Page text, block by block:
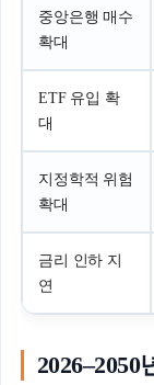
중앙은행 매수
확대
ETF 유입 확
대
지정학적 위험
확대
금리 인하 지
연